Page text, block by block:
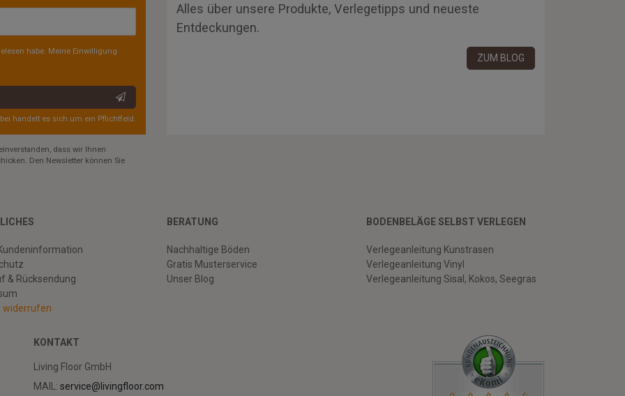
habe. Meine Einwilligung
handelt es sich um ein Pflichtfeld.
Alles über unsere Produkte, Verlegetipps und neueste
Entdeckungen.
ZUM BLOG
dass wir Ihnen
Den Newsletter können Sie
& Rücksendung
widerrufen
BERATUNG
Nachhaltige Böden
Gratis Musterservice
Unser Blog
BODENBELÄGE SELBST VERLEGEN
Verlegeanleitung Kunstrasen
Verlegeanleitung Vinyl
Verlegeanleitung Sisal, Kokos, Seegras
KONTAKT
Living Floor GmbH
MAIL:service@livingfloor.com